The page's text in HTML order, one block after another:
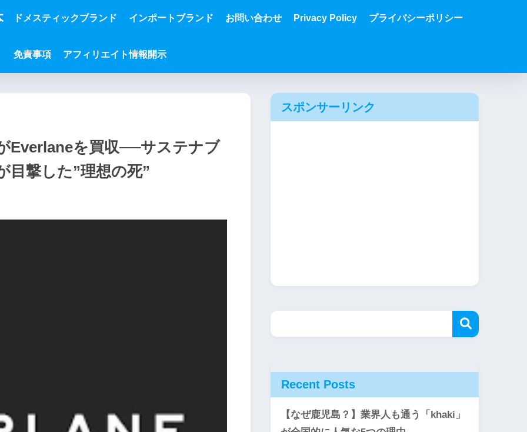
ドメスティックブランド インポートブランド お問い合わせ Privacy Policy プライバシーポリシー
免責事項 アフィリエイト情報開示
Everlaneを買収──サステナブ
目撃した”理想の死”
スポンサーリンク
Recent Posts
【なぜ鹿児島？】業界人も通う「khaki」